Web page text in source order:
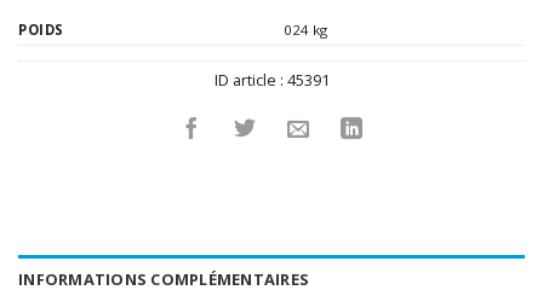
POIDS 024 kg
ID article : 45391
INFORMATIONS COMPLÉMENTAIRES